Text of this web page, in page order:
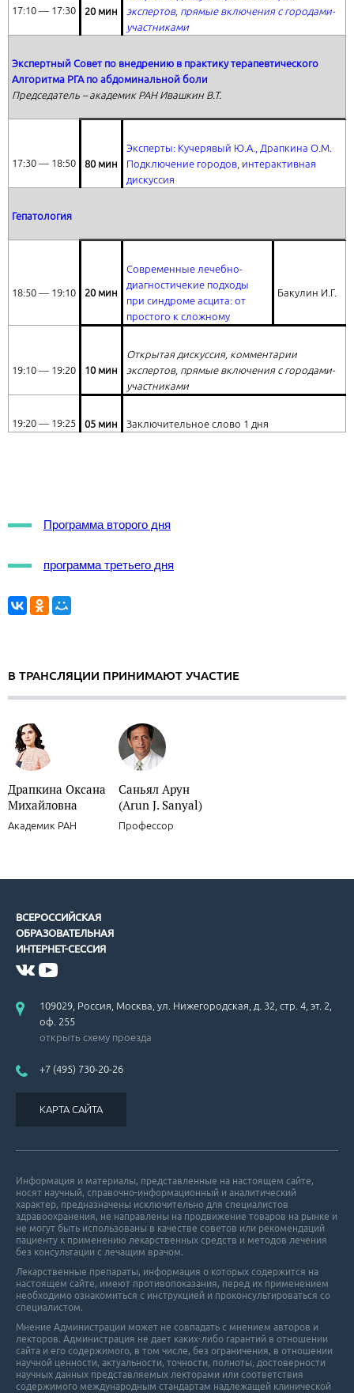
17:10 ― 17:30 20 мин
экспертов, прямые включения с городами-
участниками
Экспертный Совет по внедрению в практику терапевтического
Алгоритма РГА по абдоминальной боли
Председатель – академик РАН Ивашкин В.Т.
17:30 ― 18:50 80 мин
Эксперты: Кучерявый Ю.А., Драпкина О.М.
Подключение городов, интерактивная
дискуссия
Гепатология
18:50 ― 19:10 20 мин
Современные лечебно-
диагностичекие подходы
при синдроме асцита: от
простого к сложному
Бакулин И.Г.
19:10 ― 19:20 10 мин
Открытая дискуссия, комментарии
экспертов, прямые включения с городами-
участниками
19:20 ― 19:25 05 мин Заключительное слово 1 дня
Программа второго дня
программа третьего дня
В ТРАНСЛЯЦИИ ПРИНИМАЮТ УЧАСТИЕ
Драпкина Оксана
Михайловна
Академик РАН
Саньял Арун
(Arun J. Sanyal)
Профессор
ВСЕРОССИЙСКАЯ
ОБРАЗОВАТЕЛЬНАЯ
ИНТЕРНЕТ-СЕССИЯ
109029, Россия, Москва, ул. Нижегородская, д. 32, стр. 4, эт. 2,
оф. 255
открыть схему проезда
+7 (495) 730-20-26
КАРТА САЙТА
Информация и материалы, представленные на настоящем сайте,
носят научный, справочно-информационный и аналитический
характер, предназначены исключительно для специалистов
здравоохранения, не направлены на продвижение товаров на рынке и
не могут быть использованы в качестве советов или рекомендаций
пациенту к применению лекарственных средств и методов лечения
без консультации с лечащим врачом.
Лекарственные препараты, информация о которых содержится на
настоящем сайте, имеют противопоказания, перед их применением
необходимо ознакомиться с инструкцией и проконсультироваться со
специалистом.
Мнение Администрации может не совпадать с мнением авторов и
лекторов. Администрация не дает каких-либо гарантий в отношении
cайта и его cодержимого, в том числе, без ограничения, в отношении
научной ценности, актуальности, точности, полноты, достоверности
научных данных представляемых лекторами или соответствия
содержимого международным стандартам надлежащей клинической